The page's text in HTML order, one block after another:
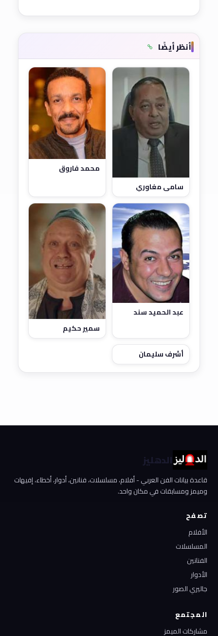
أنظر أيضًا
سامي مغاوري
محمد فاروق
عبد الحميد سند
سمير حكيم
أشرف سليمان
الدهليز
قاعدة بيانات الفن العربي - أفلام، مسلسلات، فنانين، أدوار، أخطاء، إفيهات
وميمز ومسابقات في مكان واحد.
تصفح
الأفلام
المسلسلات
الفنانين
الأدوار
جاليري الصور
المجتمع
مشاركات الميمز